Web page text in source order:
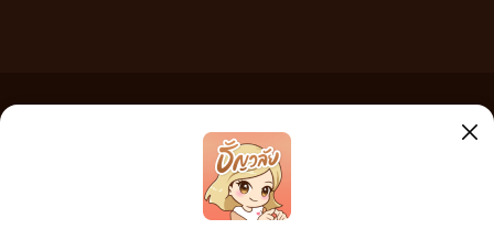
เว็บไซต์แห่งนี้ไม่ได้เห็นด้วยและไม่ขอรับผิดชอบต่อข้อความใดๆ ทั้งสิ้น ดังนั้นผู้อ่านทุกท่านโปรดใช้
วิจารณญาณในการกลั่นกรองด้วยตนเอง และหากท่านพบข้อความใดๆ ที่ขัดต่อกฎหมายและศีลธรรม
กรุณาแจ้งมาที่ tunwalai@ookbee.com เพื่อทีมงานจะได้ดำเนินการในทันที ทั้งนี้ ทางเว็บไซต์ขอสงวน
ลิขสิทธิ์ตามพระราชบัญญัติลิขสิทธิ์ (ฉบับเพิ่มเติม) พ.ศ.2558